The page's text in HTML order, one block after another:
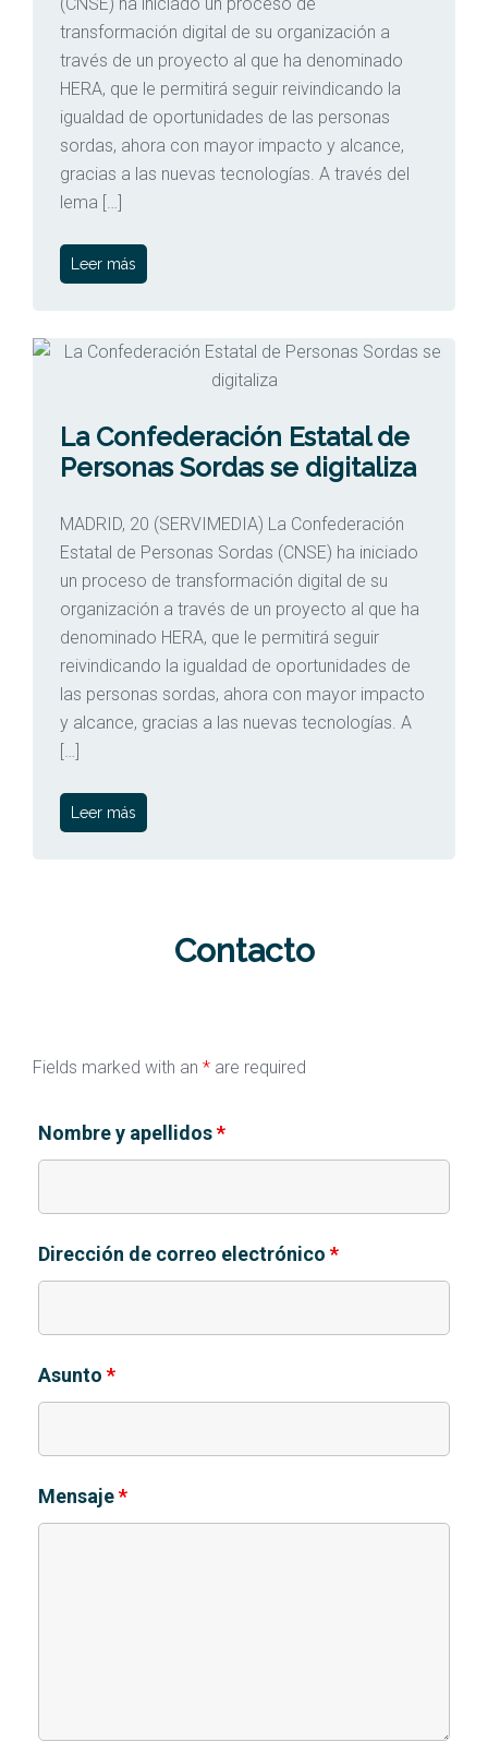
(CNSE) ha iniciado un proceso de
transformación digital de su organización a
través de un proyecto al que ha denominado
HERA, que le permitirá seguir reivindicando la
igualdad de oportunidades de las personas
sordas, ahora con mayor impacto y alcance,
gracias a las nuevas tecnologías. A través del
lema […]
Leer más
La Confederación Estatal de
Personas Sordas se digitaliza
MADRID, 20 (SERVIMEDIA) La Confederación
Estatal de Personas Sordas (CNSE) ha iniciado
un proceso de transformación digital de su
organización a través de un proyecto al que ha
denominado HERA, que le permitirá seguir
reivindicando la igualdad de oportunidades de
las personas sordas, ahora con mayor impacto
y alcance, gracias a las nuevas tecnologías. A
[…]
Leer más
Contacto
Fields marked with an * are required
Nombre y apellidos*
Dirección de correo electrónico *
Asunto *
Mensaje*